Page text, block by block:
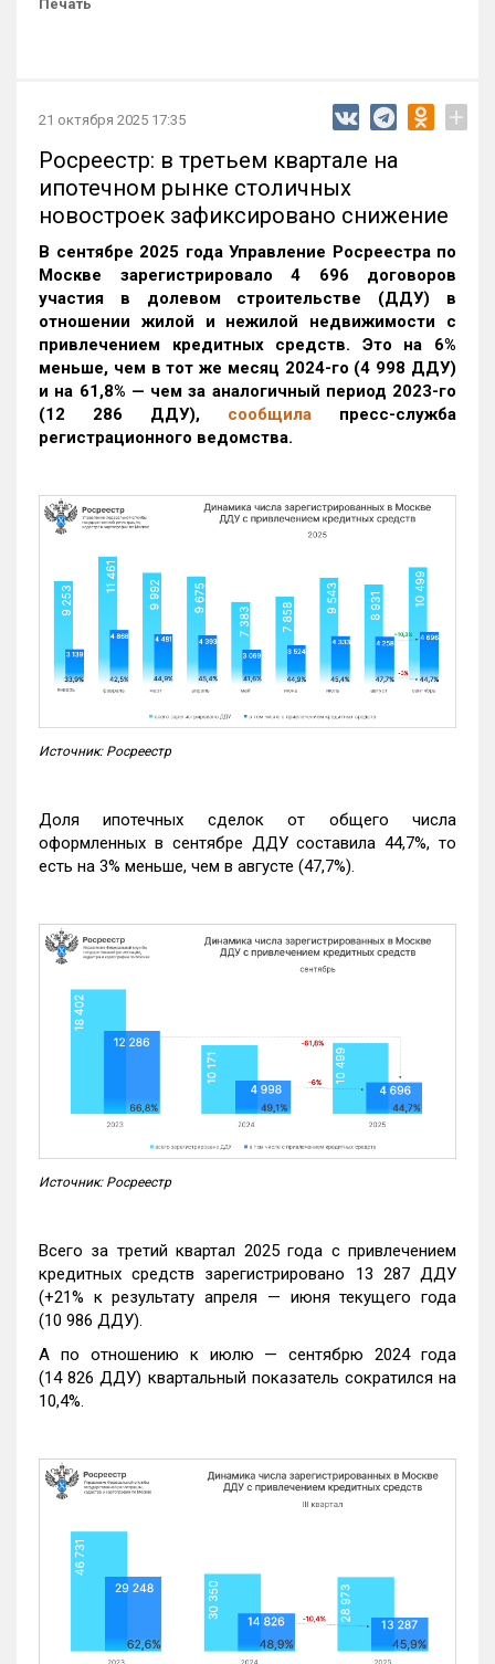
Печать
21 октября 2025 17:35 +
Росреестр: в третьем квартале на
ипотечном рынке столичных
новостроек зафиксировано снижение
В сентябре 2025 года Управление Росреестра по
Москве зарегистрировало 4 696 договоров
участия в долевом строительстве (ДДУ) в
отношении жилой и нежилой недвижимости с
привлечением кредитных средств. Это на 6%
меньше, чем в тот же месяц 2024-го (4 998 ДДУ)
и на 61,8% — чем за аналогичный период 2023-го
(12 286 ДДУ), сообщила пресс-служба
регистрационного ведомства.
Источник: Росреестр
Доля ипотечных сделок от общего числа
оформленных в сентябре ДДУ составила 44,7%, то
есть на 3% меньше, чем в августе (47,7%).
Источник: Росреестр
Всего за третий квартал 2025 года с привлечением
кредитных средств зарегистрировано 13 287 ДДУ
(+21% к результату апреля — июня текущего года
(10 986 ДДУ).
А по отношению к июлю — сентябрю 2024 года
(14 826 ДДУ) квартальный показатель сократился на
10,4%.